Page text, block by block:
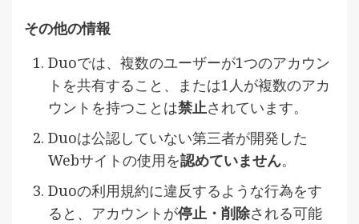
その他の情報
Duoでは、複数のユーザーが1つのアカウン
トを共有すること、または1人が複数のアカ
ウントを持つことは禁止されています。
Duoは公認していない第三者が開発した
Webサイトの使用を認めていません。
Duoの利用規約に違反するような行為をす
ると、アカウントが停止・削除される可能